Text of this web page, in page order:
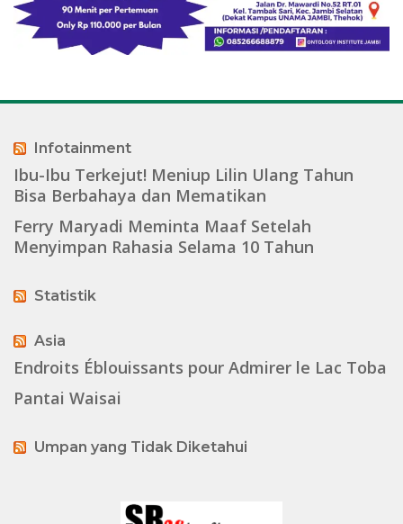
Infotainment
Ibu-Ibu Terkejut! Meniup Lilin Ulang Tahun
Bisa Berbahaya dan Mematikan
Ferry Maryadi Meminta Maaf Setelah
Menyimpan Rahasia Selama 10 Tahun
Statistik
Asia
Endroits Éblouissants pour Admirer le Lac Toba
Pantai Waisai
Umpan yang Tidak Diketahui